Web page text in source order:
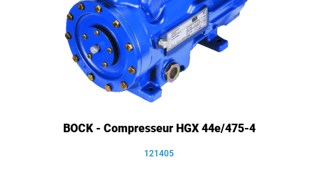
BOCK - Compresseur HGX 44e/475-4
121405